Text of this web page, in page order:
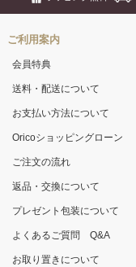
ご利用案内
会員特典
送料・配送について
お支払い方法について
Oricoショッピングローン
ご注文の流れ
返品・交換について
プレゼント包装について
よくあるご質問 Q&A
お取り置きについて